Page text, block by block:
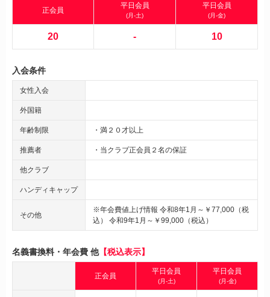
正会員
平日会員
(月-土)
平日会員
(月-金)
20 - 10
入会条件
女性入会
外国籍
年齢制限 ・満２０才以上
推薦者 ・当クラブ正会員２名の保証
他クラブ
ハンディキャップ
その他
※年会費値上げ情報 令和8年1月～￥77,000（税
込） 令和9年1月～￥99,000（税込）
名義書換料・年会費 他【税込表示】
正会員
平日会員
(月-土)
平日会員
(月-金)